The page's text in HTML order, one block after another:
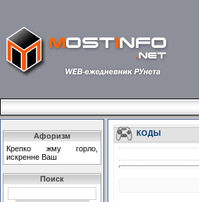
Афоризм
Крепко жму горло,
искренне Ваш
Поиск
КОДЫ